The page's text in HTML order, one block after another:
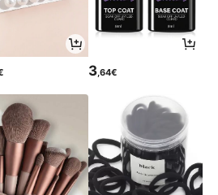
3 ,64€